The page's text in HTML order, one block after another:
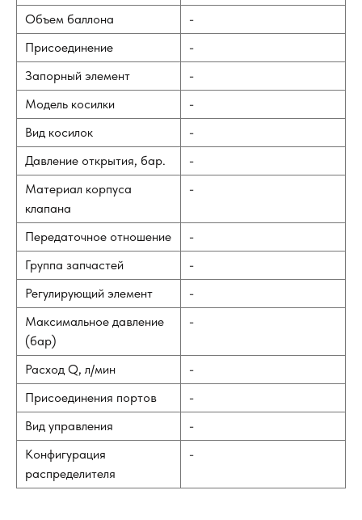
Объем баллона
-
Присоединение
-
Запорный элемент
-
Модель косилки
-
Вид косилок
-
Давление открытия, бар.
-
Материал корпуса
клапана
-
Передаточное отношение
-
Группа запчастей
-
Регулирующий элемент
-
Максимальное давление
(бар)
-
Расход Q, л/мин
-
Присоединения портов
-
Вид управления
-
Конфигурация
распределителя
-